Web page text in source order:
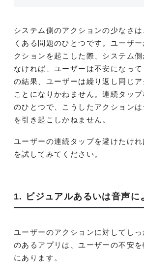
システム側のアクションの少なさ
くある問題のひとつです。ユーザ
クションを起こした際、システム
なければ、ユーザーは不安になっ
の結果、ユーザーは繰り返し同じ
ことになりかねません。連続タッ
のひとつで、こうしたアクション
を引き起こしかねません。
ユーザーの連続タップを避けたけ
を試してみてください。
1. ビジュアルあるいは音声に
ユーザーのアクションに対してし
のあるアプリは、ユーザーの不安
にあります。